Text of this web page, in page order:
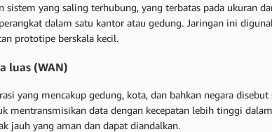
sistem yang saling terhubung, yang terbatas pada ukuran
dalam satu kantor atau gedung. Jaringan ini
prototipe berskala kecil.
luas (WAN)
yang mencakup gedung, kota, dan bahkan negara
mentransmisikan data dengan kecepatan lebih tinggi
jauh yang aman dan dapat diandalkan.